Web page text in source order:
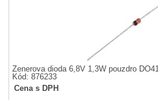
Zenerova dioda 6,8V 1,3W pouzdro DO41
Kód: 876233
Cena s DPH